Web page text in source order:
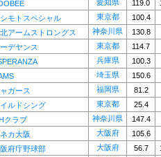
愛知県 119.0
モトスペシャル 東京都
100.4
アームストロングス 神奈川県
130.8
デヤンス 東京都
114.7
兵庫県
100.3
埼玉県
150.6
ガース 福岡県
81.2
ルドシング 東京都
25.4
クラブ 神奈川県
147.4
カ大阪 大阪府
105.6
府庁野球部 大阪府 56.7